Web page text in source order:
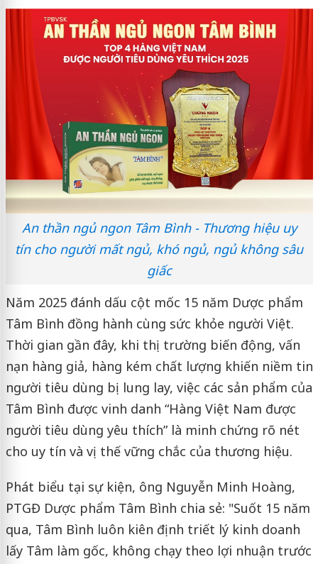
An thần ngủ ngon Tâm Bình - Thương hiệu uy
tín cho người mất ngủ, khó ngủ, ngủ không sâu
giấc
Năm 2025 đánh dấu cột mốc 15 năm Dược phẩm
Tâm Bình đồng hành cùng sức khỏe người Việt.
Thời gian gần đây, khi thị trường biến động, vấn
nạn hàng giả, hàng kém chất lượng khiến niềm tin
người tiêu dùng bị lung lay, việc các sản phẩm của
Tâm Bình được vinh danh “Hàng Việt Nam được
người tiêu dùng yêu thích” là minh chứng rõ nét
cho uy tín và vị thế vững chắc của thương hiệu.
Phát biểu tại sự kiện, ông Nguyễn Minh Hoàng,
PTGĐ Dược phẩm Tâm Bình chia sẻ: "Suốt 15 năm
qua, Tâm Bình luôn kiên định triết lý kinh doanh
lấy Tâm làm gốc, không chạy theo lợi nhuận trước